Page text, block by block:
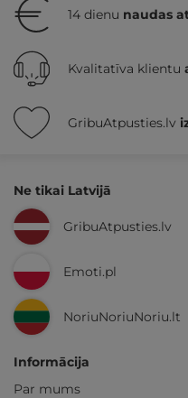
14 dienu naudas
Kvalitatīva klientu
GribuAtpusties.lv
Ne tikai Latvijā
GribuAtpusties.lv
Emoti.pl
NoriuNoriuNoriu.lt
Informācija
Par mums